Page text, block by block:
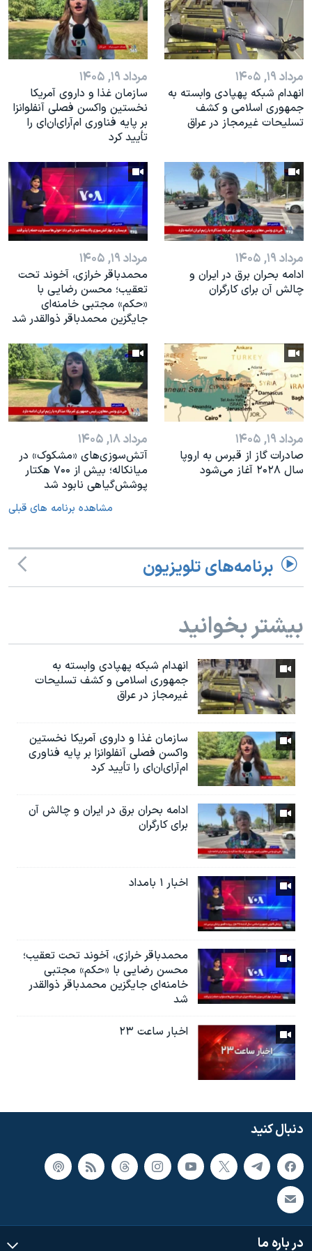
نرگس محمدی برنده جایزه نوبل صلح
همایش محافظه‌کاران آمریکا «سی‌پک»
صفحه‌های ویژه
سفر پرزیدنت ترامپ به چین
مرداد ۱۹, ۱۴۰۵
انهدام شبکه پهپادی وابسته به
جمهوری اسلامی و کشف
تسلیحات غیرمجاز در عراق
مرداد ۱۹, ۱۴۰۵
سازمان غذا و داروی آمریکا
نخستین واکسن فصلی آنفلوانزا
بر پایه فناوری ام‌آر‌ای‌ان‌ای را
تأیید کرد
مرداد ۱۹, ۱۴۰۵
ادامه بحران برق در ایران و
چالش آن برای کارگران
مرداد ۱۹, ۱۴۰۵
محمدباقر خرازی، آخوند تحت
تعقیب؛ محسن رضایی با
«حکم» مجتبی خامنه‌ای
جایگزین محمدباقر ذوالقدر شد
مرداد ۱۹, ۱۴۰۵
صادرات گاز از قبرس به اروپا
سال ۲۰۲۸ آغاز می‌شود
مرداد ۱۸, ۱۴۰۵
آتش‌سوزی‌های «مشکوک» در
میانکاله؛ بیش از ۷۰۰ هکتار
پوشش‌گیاهی نابود شد
مشاهده برنامه های قبلی
برنامه‌های تلویزیون
بیشتر بخوانید
انهدام شبکه پهپادی وابسته به
جمهوری اسلامی و کشف تسلیحات
غیرمجاز در عراق
سازمان غذا و داروی آمریکا نخستین
واکسن فصلی آنفلوانزا بر پایه فناوری
ام‌آر‌ای‌ان‌ای را تأیید کرد
ادامه بحران برق در ایران و چالش آن
برای کارگران
اخبار ۱ بامداد
محمدباقر خرازی، آخوند تحت تعقیب؛
محسن رضایی با «حکم» مجتبی
خامنه‌ای جایگزین محمدباقر ذوالقدر
شد
اخبار ساعت ۲۳
دنبال کنید
در باره ما